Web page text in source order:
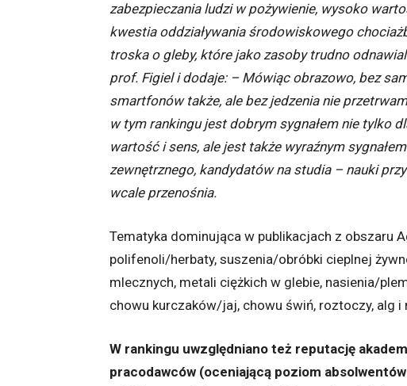
zabezpieczania ludzi w pożywienie, wysoko
kwestia oddziaływania środowiskowego
troska o gleby, które jako zasoby trudno
prof. Figiel i dodaje: – Mówiąc obrazowo, bez
smartfonów także, ale bez jedzenia nie
w tym rankingu jest dobrym sygnałem nie tylko
wartość i sens, ale jest także wyraźnym
zewnętrznego, kandydatów na studia – nauki
wcale przenośnia.
Tematyka dominująca w publikacjach z obszaru
polifenoli/herbaty, suszenia/obróbki cieplnej
mlecznych, metali ciężkich w glebie, nasienia/
chowu kurczaków/jaj, chowu świń, roztoczy, alg i
W rankingu uwzględniano też reputację
pracodawców (oceniającą poziom